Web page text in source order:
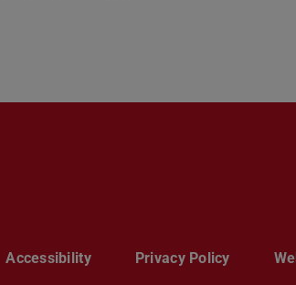
Accessibility Privacy Policy